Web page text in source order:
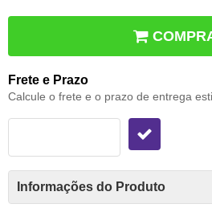
Frete e Prazo
Calcule o frete e o prazo de entrega
Informações do Produto